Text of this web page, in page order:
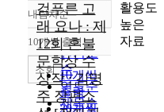
정확도
순
인기도
순
연도순
제목순
내림차순
내림차순
10개씩 출력
10개씩
출력
20개씩
조회
검푸른 고
래 요나 : 제
12회 혼불
문학상 수
상작 : 김명
주 장편소
활용도
높은
자료